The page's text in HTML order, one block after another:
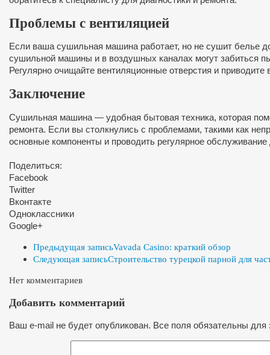
Проблемы с вентиляцией
Если ваша сушильная машина работает, но не сушит белье
сушильной машины и в воздушных каналах могут забиться
Регулярно очищайте вентиляционные отверстия и
Заключение
Сушильная машина — удобная бытовая техника, которая
ремонта. Если вы столкнулись с проблемами, такими как
основные компоненты и проводить регулярное
Поделиться:
Facebook
Twitter
Вконтакте
Одноклассники
Google+
Предыдущая записьVavada Casino: краткий обзор
Следующая записьСтроительство турецкой парной для
Нет комментариев
Добавить комментарий
Ваш e-mail не будет опубликован. Все поля обязательны для